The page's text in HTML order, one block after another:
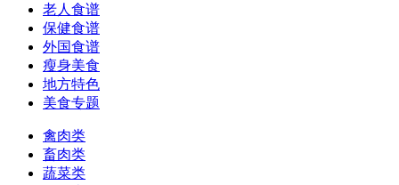
老人食谱
保健食谱
外国食谱
瘦身美食
地方特色
美食专题
禽肉类
畜肉类
蔬菜类